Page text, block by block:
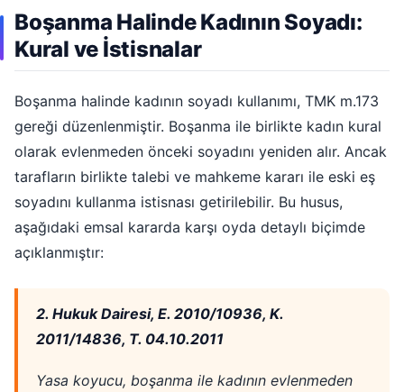
Boşanma Halinde Kadının Soyadı:
Kural ve İstisnalar
Boşanma halinde kadının soyadı kullanımı, TMK m.173
gereği düzenlenmiştir. Boşanma ile birlikte kadın kural
olarak evlenmeden önceki soyadını yeniden alır. Ancak
tarafların birlikte talebi ve mahkeme kararı ile eski eş
soyadını kullanma istisnası getirilebilir. Bu husus,
aşağıdaki emsal kararda karşı oyda detaylı biçimde
açıklanmıştır:
2. Hukuk Dairesi, E. 2010/10936, K.
2011/14836, T. 04.10.2011
Yasa koyucu, boşanma ile kadının evlenmeden